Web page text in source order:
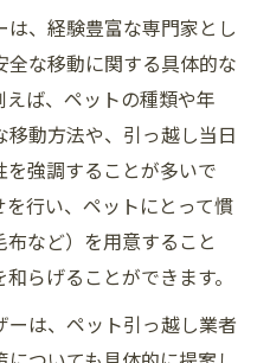
、経験豊富な専門家とし
な移動に関する具体的な
ば、ペットの種類や年
動方法や、引っ越し当日
強調することが多いで
行い、ペットにとって慣
など）を用意すること
らげることができます。
ーは、ペット引っ越し業者